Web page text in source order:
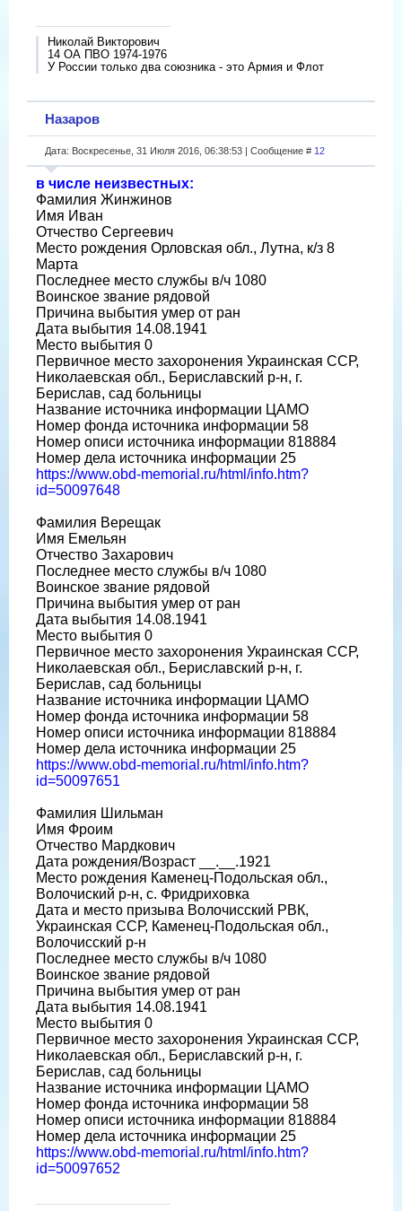
Николай Викторович
14 ОА ПВО 1974-1976
У России только два союзника - это Армия и Флот
Назаров
Дата: Воскресенье, 31 Июля 2016, 06:38:53 | Сообщение # 12
в числе неизвестных:
Фамилия Жинжинов
Имя Иван
Отчество Сергеевич
Место рождения Орловская обл., Лутна, к/з 8
Марта
Последнее место службы в/ч 1080
Воинское звание рядовой
Причина выбытия умер от ран
Дата выбытия 14.08.1941
Место выбытия 0
Первичное место захоронения Украинская ССР,
Николаевская обл., Бериславский р-н, г.
Берислав, сад больницы
Название источника информации ЦАМО
Номер фонда источника информации 58
Номер описи источника информации 818884
Номер дела источника информации 25
https://www.obd-memorial.ru/html/info.htm?
id=50097648
Фамилия Верещак
Имя Емельян
Отчество Захарович
Последнее место службы в/ч 1080
Воинское звание рядовой
Причина выбытия умер от ран
Дата выбытия 14.08.1941
Место выбытия 0
Первичное место захоронения Украинская ССР,
Николаевская обл., Бериславский р-н, г.
Берислав, сад больницы
Название источника информации ЦАМО
Номер фонда источника информации 58
Номер описи источника информации 818884
Номер дела источника информации 25
https://www.obd-memorial.ru/html/info.htm?
id=50097651
Фамилия Шильман
Имя Фроим
Отчество Мардкович
Дата рождения/Возраст __.__.1921
Место рождения Каменец-Подольская обл.,
Волочиский р-н, с. Фридриховка
Дата и место призыва Волочисский РВК,
Украинская ССР, Каменец-Подольская обл.,
Волочисский р-н
Последнее место службы в/ч 1080
Воинское звание рядовой
Причина выбытия умер от ран
Дата выбытия 14.08.1941
Место выбытия 0
Первичное место захоронения Украинская ССР,
Николаевская обл., Бериславский р-н, г.
Берислав, сад больницы
Название источника информации ЦАМО
Номер фонда источника информации 58
Номер описи источника информации 818884
Номер дела источника информации 25
https://www.obd-memorial.ru/html/info.htm?
id=50097652